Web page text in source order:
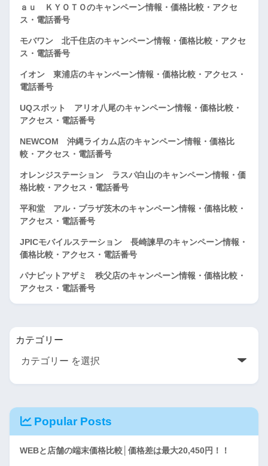
ａｕ ＫＹＯＴＯのキャンペーン情報・価格比較・アクセ
ス・電話番号
モバワン 北千住店のキャンペーン情報・価格比較・アクセ
ス・電話番号
イオン 東浦店のキャンペーン情報・価格比較・アクセス・
電話番号
UQスポット アリオ八尾のキャンペーン情報・価格比較・
アクセス・電話番号
NEWCOM 沖縄ライカム店のキャンペーン情報・価格比
較・アクセス・電話番号
オレンジステーション ラスパ白山のキャンペーン情報・価
格比較・アクセス・電話番号
平和堂 アル・プラザ茨木のキャンペーン情報・価格比較・
アクセス・電話番号
JPICモバイルステーション 長崎諫早のキャンペーン情報・
価格比較・アクセス・電話番号
パナピットアザミ 秩父店のキャンペーン情報・価格比較・
アクセス・電話番号
カテゴリー
Popular Posts
WEBと店舗の端末価格比較│価格差は最大20,450円！！